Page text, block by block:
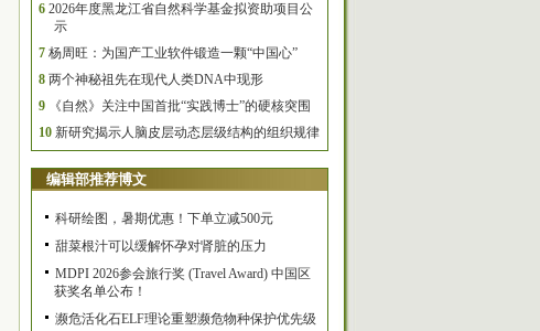
6 2026年度黑龙江省自然科学基金拟资助项目公
示
7 杨周旺：为国产工业软件锻造一颗“中国心”
8 两个神秘祖先在现代人类DNA中现形
9
《自然》关注中国首批“实践博士”的硬核突围
10 新研究揭示人脑皮层动态层级结构的组织规律
编辑部推荐博文
科研绘图，暑期优惠！下单立减500元
甜菜根汁可以缓解怀孕对肾脏的压力
MDPI 2026参会旅行奖 (Travel Award) 中国区
获奖名单公布！
濒危活化石ELF理论重塑濒危物种保护优先级